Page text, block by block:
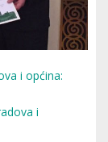
i općina:
i